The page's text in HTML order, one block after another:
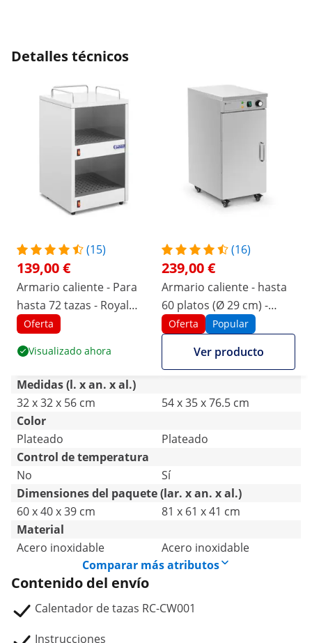
Detalles técnicos
(15)
139,00 €
Armario caliente - Para
hasta 72 tazas - Royal
Catering - 2 niveles
Oferta
Visualizado ahora
(16)
239,00 €
Armario caliente - hasta
60 platos (Ø 29 cm) -
Royal Catering
Oferta Popular
Ver producto
Medidas (l. x an. x al.)
32 x 32 x 56 cm
54 x 35 x 76.5 cm
Color
Plateado
Plateado
Control de temperatura
No
Sí
Dimensiones del paquete (lar. x an. x al.)
60 x 40 x 39 cm
81 x 61 x 41 cm
Material
Acero inoxidable
Acero inoxidable
Comparar más atributos
Contenido del envío
Calentador de tazas RC-CW001
Instrucciones